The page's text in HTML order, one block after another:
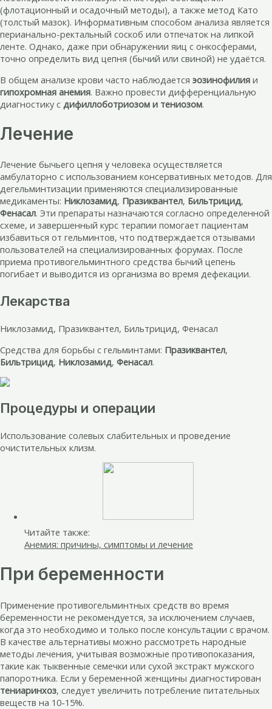
(флотационный и осадочный методы), а также метод Като
(толстый мазок). Информативным способом анализа является
перианально-ректальный соскоб или отпечаток на липкой
ленте. Однако, даже при обнаружении яиц с онкосферами,
точно определить вид цепня (бычий или свиной) не удаётся.
В общем анализе крови часто наблюдается эозинофилия и
гипохромная анемия. Важно провести дифференциальную
диагностику с дифиллоботриозом и тениозом.
Лечение
Лечение бычьего цепня у человека осуществляется
амбулаторно с использованием консервативных методов. Для
дегельминтизации применяются специализированные
медикаменты: Никлозамид, Празиквантел, Бильтрицид,
Фенасал. Эти препараты назначаются согласно определенной
схеме, и завершенный курс терапии помогает пациентам
избавиться от гельминтов, что подтверждается отзывами
пользователей на специализированных форумах. После
приема противогельминтного средства бычий цепень
погибает и выводится из организма во время дефекации.
Лекарства
Никлозамид, Празиквантел, Бильтрицид, Фенасал
Средства для борьбы с гельминтами: Празиквантел,
Бильтрицид, Никлозамид, Фенасал.
Процедуры и операции
Использование солевых слабительных и проведение
очистительных клизм.
Читайте также:
Анемия: причины, симптомы и лечение
При беременности
Применение противогельминтных средств во время
беременности не рекомендуется, за исключением случаев,
когда это необходимо и только после консультации с врачом.
В качестве альтернативы можно рассмотреть народные
методы лечения, учитывая возможные противопоказания,
такие как тыквенные семечки или сухой экстракт мужского
папоротника. Если у беременной женщины диагностирован
тениаринхоз, следует увеличить потребление питательных
веществ на 10-15%.